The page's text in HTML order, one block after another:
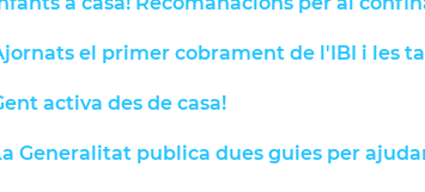
el primer cobrament de l'IBI i les
activa des de casa!
Generalitat publica dues guies per